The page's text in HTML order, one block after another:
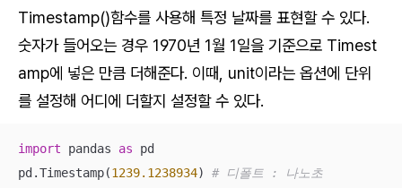
Timestamp()함수를 사용해 특정 날짜를 표현할 수 있다.
숫자가 들어오는 경우 1970년 1월 1일을 기준으로 Timest
amp에 넣은 만큼 더해준다. 이때, unit이라는 옵션에 단위
를 설정해 어디에 더할지 설정할 수 있다.
import pandas as pd
pd.Timestamp(1239.1238934) # 디폴트 : 나노초